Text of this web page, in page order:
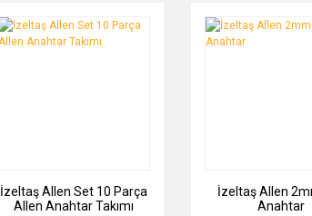
İzeltaş Allen Set 10 Parça
Allen Anahtar Takımı
İzeltaş Allen
Anahtar